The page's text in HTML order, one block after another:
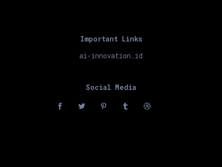
Important Links
ai-innovation.id
Social Media